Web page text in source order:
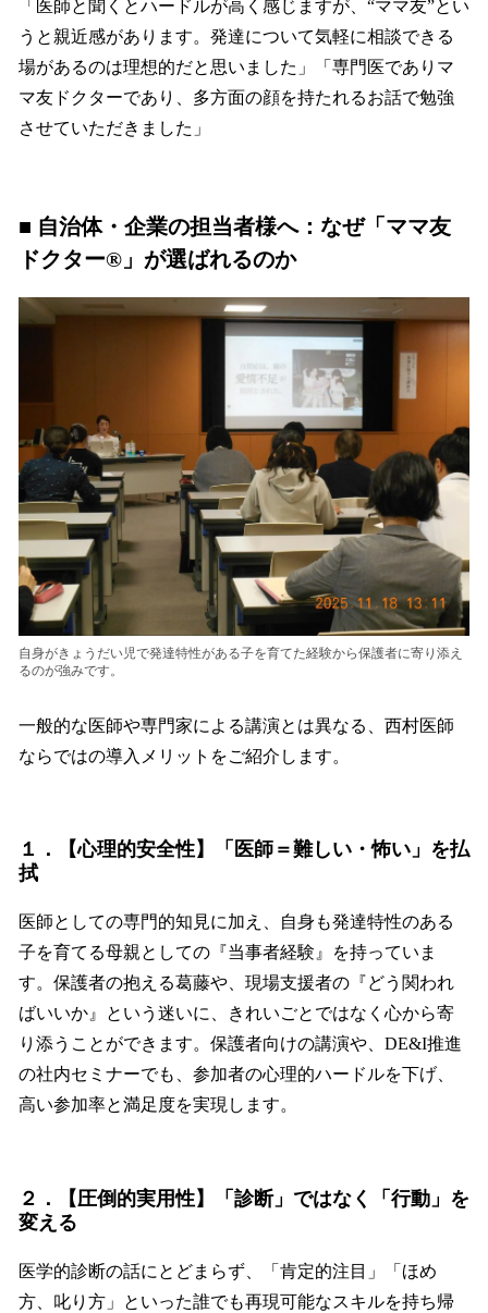
「医師と聞くとハードルが高く感じますが、“ママ友”とい
うと親近感があります。発達について気軽に相談できる
場があるのは理想的だと思いました」「専門医でありマ
マ友ドクターであり、多方面の顔を持たれるお話で勉強
させていただきました」
■ 自治体・企業の担当者様へ：なぜ「ママ友
ドクター®」が選ばれるのか
自身がきょうだい児で発達特性がある子を育てた経験から保護者に寄り添え
るのが強みです。
一般的な医師や専門家による講演とは異なる、西村医師
ならではの導入メリットをご紹介します。
１．【心理的安全性】「医師＝難しい・怖い」を払
拭
医師としての専門的知見に加え、自身も発達特性のある
子を育てる母親としての『当事者経験』を持っていま
す。保護者の抱える葛藤や、現場支援者の『どう関われ
ばいいか』という迷いに、きれいごとではなく心から寄
り添うことができます。保護者向けの講演や、DE&I推進
の社内セミナーでも、参加者の心理的ハードルを下げ、
高い参加率と満足度を実現します。
２．【圧倒的実用性】「診断」ではなく「行動」を
変える
医学的診断の話にとどまらず、「肯定的注目」「ほめ
方、叱り方」といった誰でも再現可能なスキルを持ち帰